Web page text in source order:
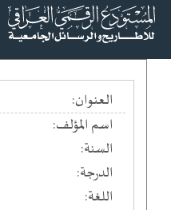
العنوان:
اسم المؤلف:
السنة:
الدرجة:
اللغة: